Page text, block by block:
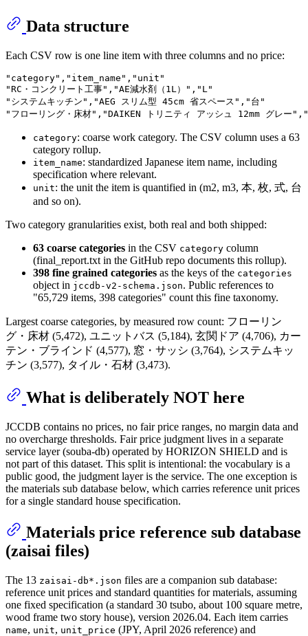
Data structure
Each CSV row is one line item with three columns and no price:
"category","item_name","unit"
"RC・コンクリート工事","AE減水剤（1L）","L"
"システムキッチン","AEG スリム型 45cm 省スペース","台"
category: coarse work category. The CSV column uses a 63
category rollup.
item_name: standardized Japanese item name, including
specification where relevant.
unit: the unit the item is quantified in (m2, m3, 本, 枚, 式, 台
and so on).
Two category granularities exist, both real and both shipped:
63 coarse categories in the CSV category column
(final_report.txt in the GitHub repo documents this rollup).
398 fine grained categories as the keys of the categories
object in jccdb-v2-schema.json. Public references to
"65,729 items, 398 categories" count this fine taxonomy.
Largest coarse categories, by measured row count: フローリン
グ・床材 (5,472), ユニットバス (5,184), 玄関ドア (4,706), カー
テン・ブラインド (4,577), 窓・サッシ (3,764), システムキッ
チン (3,577), タイル・石材 (3,473).
What is deliberately NOT here
JCCDB contains no prices, no fair price ranges, no margin data and
no overcharge thresholds. Fair price judgment lives in a separate
service layer (souba-db) operated by HORIZON SHIELD and is
not part of this dataset. This split is intentional: the vocabulary is a
public good, the judgment layer is the service. The one exception is
the materials sub database below, which carries reference unit prices
for a single standard house specification.
Materials price reference sub database
(zaisai files)
The 13 zaisai-db*.json files are a companion sub database:
reference unit prices and standard quantities for materials, assuming
one fixed specification (a standard 30 tsubo, about 100 square metre,
wood frame two story house), version 2026.04. Each item carries
name, unit, unit_price (JPY, April 2026 reference) and